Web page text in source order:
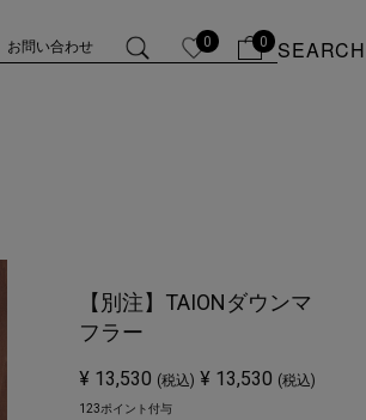
お問い合わせ 0 0 SEARCH
【別注】TAIONダウンマ
フラー
¥ 13,530 (税込) ¥ 13,530 (税込)
123ポイント付与